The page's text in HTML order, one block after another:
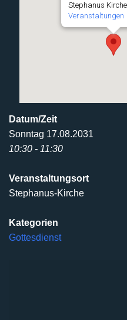
Stephanus
Veranstaltungen
Datum/Zeit
Sonntag 17.08.2031
10:30 - 11:30
Veranstaltungsort
Stephanus-Kirche
Kategorien
Gottesdienst